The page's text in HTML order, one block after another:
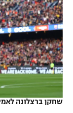
VOD
רץ ברשת
תוצאות
נבחרת ישראל
מכבי חיפה
בית"ר ירושלים
מכבי תל אביב
הפועל תל אביב
ליגה ספרדית
ליגה איטלקית
ליגה צרפתית
ליגה הולנדית
כדורסל נשים
מכבי תל אביב
הפועל חולון
הפועל ירושלים
דני אבדיה
יורוליג
יורוקאפ
טניס
כדוריד
כדורעף
שחייה
שחקן ברצלונה